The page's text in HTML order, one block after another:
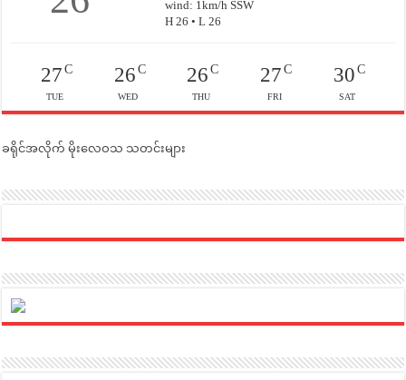
wind: 1km/h SSW
H 26 • L 26
27C
TUE
26C
WED
26 C
THU
27C
FRI
30C
SAT
ခရိုင်အလိုက် မိုးလေဝသ သတင်းများ